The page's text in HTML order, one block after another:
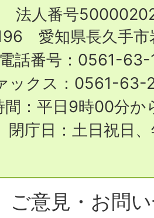
City
法人番号
愛知県長久手市
電話番号：0561-63-
ックス：0561-63-
間：平日9時00分か
閉庁日：土日祝日
ご意見・お問